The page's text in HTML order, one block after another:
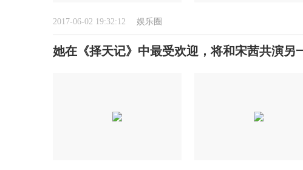
2017-06-02 19:32:12 娱乐圈
她在《择天记》中最受欢迎，将和宋茜共演另